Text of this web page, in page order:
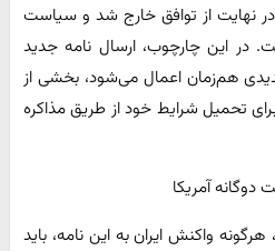
در نهایت از توافق خارج شد و سیاست
در این چارچوب، ارسال نامه جدید
هم‌زمان اعمال می‌شود، بخشی از
تحمیل شرایط خود از طریق مذاکره
دوگانه آمریکا
واکنش ایران به این نامه، باید